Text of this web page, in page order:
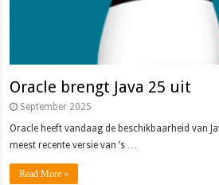
Oracle brengt Java 25 uit
September 2025
Oracle heeft vandaag de beschikbaarheid van
meest recente versie van ’s …
Read More »